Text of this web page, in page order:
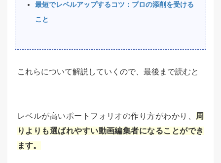
最短でレベルアップするコツ：プロの添削を受ける
こと
これらについて解説していくので、最後まで読むと
レベルが高いポートフォリオの作り方がわかり、
周
りよりも選ばれやすい動画編集者になることができ
ます。